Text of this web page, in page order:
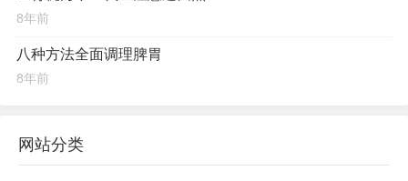
度吧，以人为本，让人更好，日常注意养护身体脏腑基
础，脏腑基础好，精气血津液充足，身体自然健康。
~~~~~~
陈老师QQ/微信( xjxxdcls )
8年前
八种方法全面调理脾胃
8年前
网站分类